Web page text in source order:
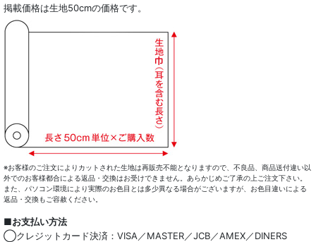
掲載価格は生地50cmの価格です。
※お客様のご注文によりカットされた生地は再販売不能となりますので、不良品、商品送付違い以
外でのお客様都合による返品・交換はお受けできません。あらかじめご了承の上ご注文下さい。
また、パソコン環境により実際のお色目とは多少異なる場合がございますが、お色目違いによる
返品・交換もご容赦ください。
■お支払い方法
◯クレジットカード決済：VISA／MASTER／JCB／AMEX／DINERS